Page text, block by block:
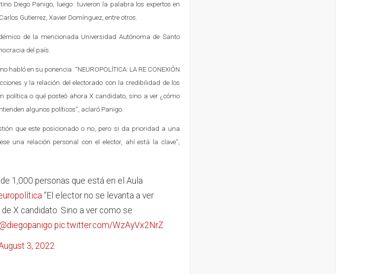
Diego Panigo, luego tuvieron la palabra los expertos en
Gutierrez, Xavier Domínguez, entre otros.
de la mencionada Universidad Autónoma de Santo
del país.
habló en su ponencia “NEUROPOLÍTICA: LA RE CONEXIÓN
y la relación del electorado con la credibilidad de los
política o qué posteó ahora X candidato, sino a ver ¿cómo
algunos políticos”, aclaró Panigo.
que este posicionado o no, pero si da prioridad a una
una relación personal con el elector, ahí está la clave”,
1,000 personas que está en el Aula
“El elector no se levanta a ver
X candidato. Sino a ver como se
@diegopanigo pic.twitter.com/WzAyVx2NrZ
3, 2022